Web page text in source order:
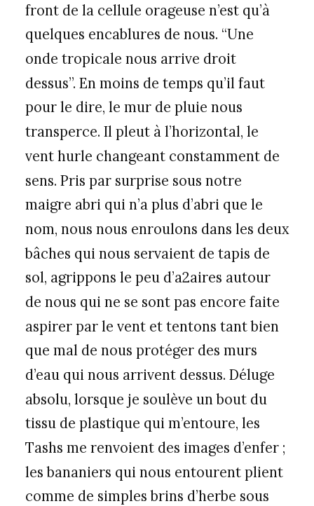
front de la cellule orageuse n’est qu’à
quelques encablures de nous. “Une
onde tropicale nous arrive droit
dessus”. En moins de temps qu’il faut
pour le dire, le mur de pluie nous
transperce. Il pleut à l’horizontal, le
vent hurle changeant constamment de
sens. Pris par surprise sous notre
maigre abri qui n’a plus d’abri que le
nom, nous nous enroulons dans les deux
bâches qui nous servaient de tapis de
sol, agrippons le peu d’a2aires autour
de nous qui ne se sont pas encore faite
aspirer par le vent et tentons tant bien
que mal de nous protéger des murs
d’eau qui nous arrivent dessus. Déluge
absolu, lorsque je soulève un bout du
tissu de plastique qui m’entoure, les
Tashs me renvoient des images d’enfer ;
les bananiers qui nous entourent plient
comme de simples brins d’herbe sous